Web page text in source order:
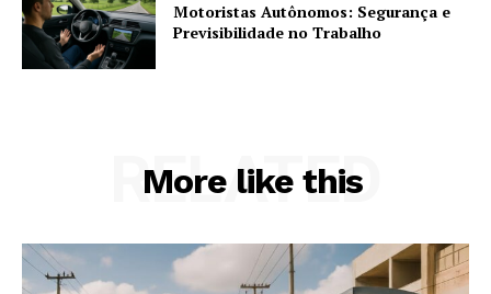
Motoristas Autônomos: Segurança e
Previsibilidade no Trabalho
More like this
RELATED